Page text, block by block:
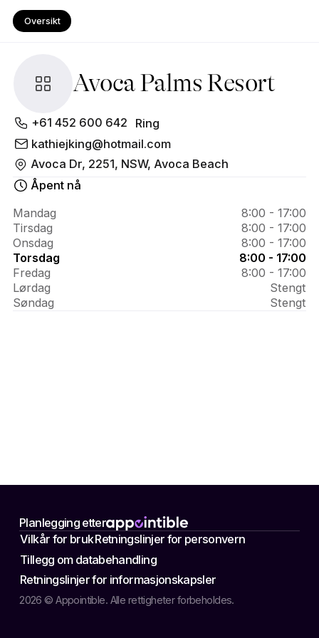
Oversikt
Avoca Palms Resort
Om
Avoca
Palms
Resort
+61 452 600 642
Ring
kathiejking@hotmail.com
Avoca Dr, 2251, NSW, Avoca Beach
Åpent nå
Mandag
8:00 - 17:00
Tirsdag
8:00 - 17:00
Onsdag
8:00 - 17:00
Torsdag
8:00 - 17:00
Fredag
8:00 - 17:00
Lørdag
Stengt
Søndag
Stengt
Planlegging etter
2026 © Appointible. Alle rettigheter forbeholdes.
Vilkår for brukRetningslinjer for personvern
Tillegg om databehandling
Retningslinjer for informasjonskapsler